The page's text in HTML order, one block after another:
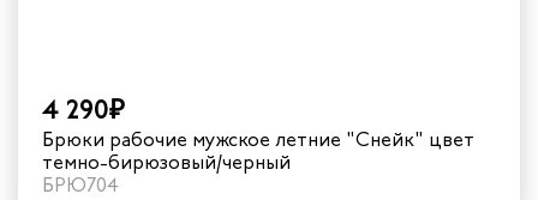
4 290₽
Брюки рабочие мужское летние "Снейк" цвет
темно-бирюзовый/черный
БРЮ704